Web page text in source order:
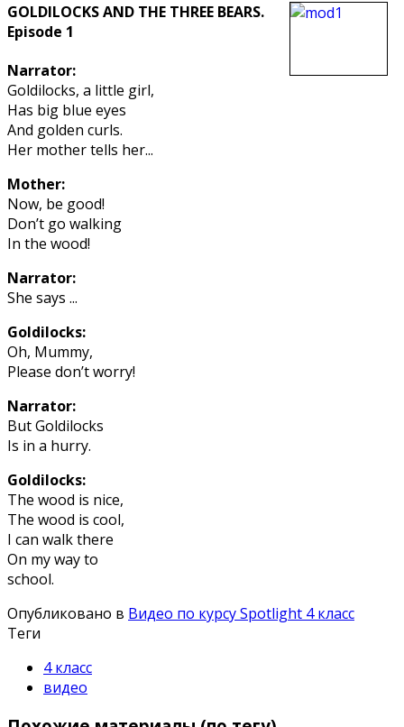
GOLDILOCKS AND THE THREE BEARS.
Episode 1
Narrator:
Goldilocks, a little girl,
Has big blue eyes
And golden curls.
Her mother tells her...
Mother:
Now, be good!
Don’t go walking
In the wood!
Narrator:
She says ...
Goldilocks:
Oh, Mummy,
Please don’t worry!
Narrator:
But Goldilocks
Is in a hurry.
Goldilocks:
The wood is nice,
The wood is cool,
I can walk there
On my way to
school.
Опубликовано в Видео по курсу Spotlight 4 класс
Теги
4 класс
видео